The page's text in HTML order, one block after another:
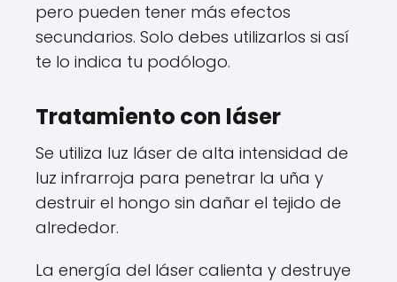
pero pueden tener más efectos
secundarios. Solo debes utilizarlos si así
te lo indica tu podólogo.
Tratamiento con láser
Se utiliza luz láser de alta intensidad de
luz infrarroja para penetrar la uña y
destruir el hongo sin dañar el tejido de
alrededor.
La energía del láser calienta y destruye